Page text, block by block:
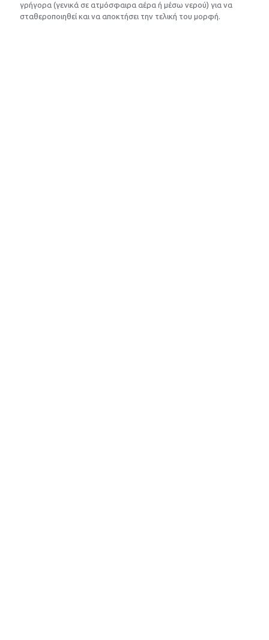
γρήγορα (γενικά σε ατμόσφαιρα αέρα ή μέσω νερού) για να
σταθεροποιηθεί και να αποκτήσει την τελική του μορφή.